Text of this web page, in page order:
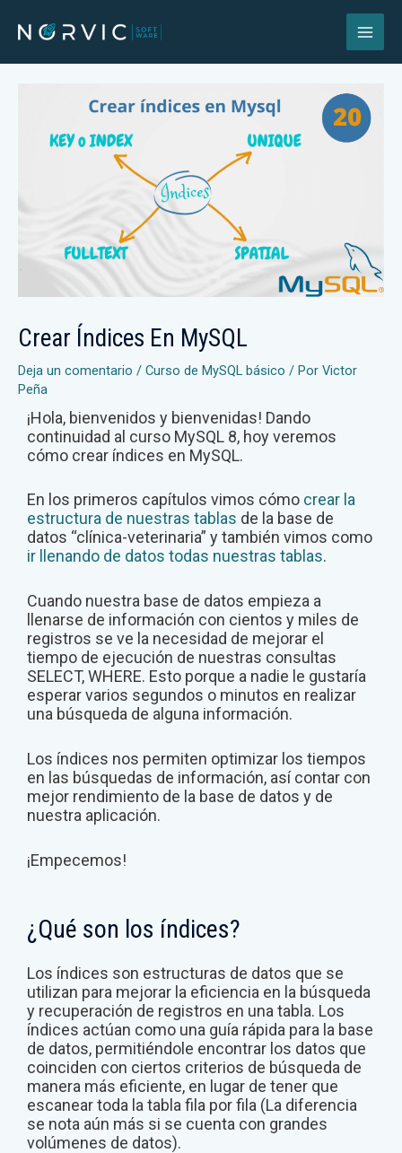
Crear Índices En MySQL
Deja un comentario / Curso de MySQL básico / Por Victor
Peña
¡Hola, bienvenidos y bienvenidas! Dando
continuidad al curso MySQL 8, hoy veremos
cómo crear índices en MySQL.
En los primeros capítulos vimos cómo crear la
estructura de nuestras tablas de la base de
datos “clínica-veterinaria” y también vimos como
ir llenando de datos todas nuestras tablas.
Cuando nuestra base de datos empieza a
llenarse de información con cientos y miles de
registros se ve la necesidad de mejorar el
tiempo de ejecución de nuestras consultas
SELECT, WHERE. Esto porque a nadie le gustaría
esperar varios segundos o minutos en realizar
una búsqueda de alguna información.
Los índices nos permiten optimizar los tiempos
en las búsquedas de información, así contar con
mejor rendimiento de la base de datos y de
nuestra aplicación.
¡Empecemos!
¿Qué son los índices?
Los índices son estructuras de datos que se
utilizan para mejorar la eficiencia en la búsqueda
y recuperación de registros en una tabla. Los
índices actúan como una guía rápida para la base
de datos, permitiéndole encontrar los datos que
coinciden con ciertos criterios de búsqueda de
manera más eficiente, en lugar de tener que
escanear toda la tabla fila por fila (La diferencia
se nota aún más si se cuenta con grandes
volúmenes de datos).